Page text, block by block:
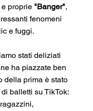
proprie "Banger",
fenomeni
e fuggi.
stati deliziati
ne ha piazzate ben
della prima è stato
balletti su TikTok: